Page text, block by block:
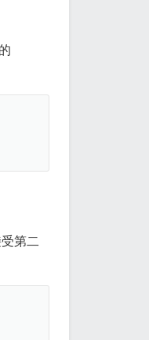
第二